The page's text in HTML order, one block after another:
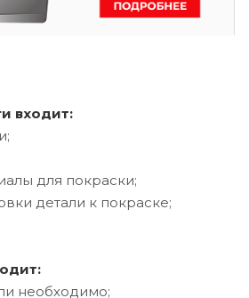
входит:
для покраски;
детали к покраске;
необходимо;